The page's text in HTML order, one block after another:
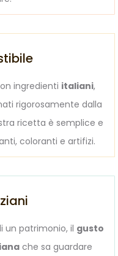
ingredienti italiani,
rigorosamente dalla
ricetta è semplice e
coloranti e artifizi.
un patrimonio, il gusto
che sa guardare